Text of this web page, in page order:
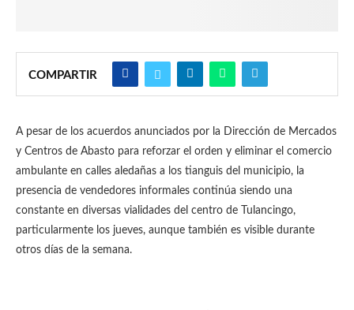
COMPARTIR
A pesar de los acuerdos anunciados por la Dirección de Mercados
y Centros de Abasto para reforzar el orden y eliminar el comercio
ambulante en calles aledañas a los tianguis del municipio, la
presencia de vendedores informales continúa siendo una
constante en diversas vialidades del centro de Tulancingo,
particularmente los jueves, aunque también es visible durante
otros días de la semana.